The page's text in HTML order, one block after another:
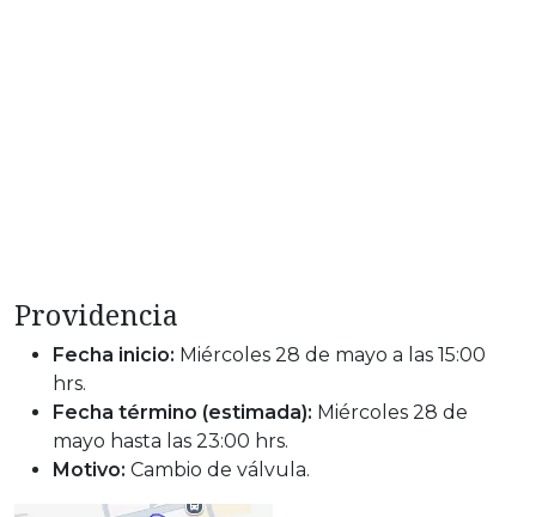
Providencia
Fecha inicio: Miércoles 28 de mayo a las 15:00
hrs.
Fecha término (estimada): Miércoles 28 de
mayo hasta las 23:00 hrs.
Motivo: Cambio de válvula.